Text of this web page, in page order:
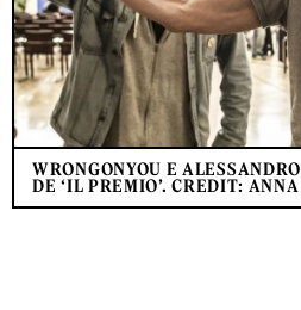
WRONGONYOU E
DE ‘IL PREMIO’. CREDIT: